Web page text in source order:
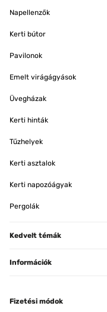
Napellenzők
Kerti bútor
Pavilonok
Emelt virágágyások
Üvegházak
Kerti hinták
Tűzhelyek
Kerti asztalok
Kerti napozóágyak
Pergolák
Kedvelt témák
Információk
Fizetési módok